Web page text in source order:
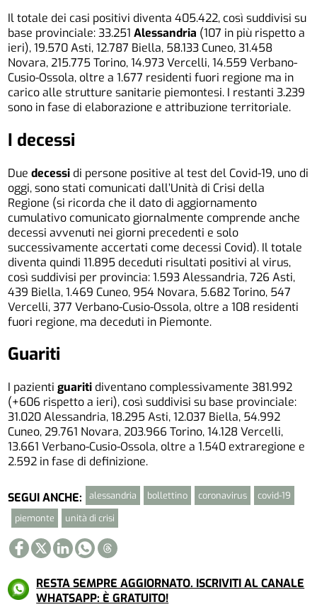
Il totale dei casi positivi diventa 405.422, così suddivisi su
base provinciale: 33.251Alessandria (107 in più rispetto a
ieri), 19.570 Asti, 12.787 Biella, 58.133 Cuneo, 31.458
Novara, 215.775 Torino, 14.973 Vercelli, 14.559 Verbano-
Cusio-Ossola, oltre a 1.677 residenti fuori regione ma in
carico alle strutture sanitarie piemontesi. I restanti 3.239
sono in fase di elaborazione e attribuzione territoriale.
I decessi
Duedecessi di persone positive al test del Covid-19, uno di
oggi, sono stati comunicati dall’Unità di Crisi della
Regione (si ricorda che il dato di aggiornamento
cumulativo comunicato giornalmente comprende anche
decessi avvenuti nei giorni precedenti e solo
successivamente accertati come decessi Covid). Il totale
diventa quindi 11.895 deceduti risultati positivi al virus,
così suddivisi per provincia: 1.593 Alessandria, 726 Asti,
439 Biella, 1.469 Cuneo, 954 Novara, 5.682 Torino, 547
Vercelli, 377 Verbano-Cusio-Ossola, oltre a 108 residenti
fuori regione, ma deceduti in Piemonte.
Guariti
I pazientiguariti diventano complessivamente 381.992
(+606 rispetto a ieri), così suddivisi su base provinciale:
31.020 Alessandria, 18.295 Asti, 12.037 Biella, 54.992
Cuneo, 29.761 Novara, 203.966 Torino, 14.128 Vercelli,
13.661 Verbano-Cusio-Ossola, oltre a 1.540 extraregione e
2.592 in fase di definizione.
SEGUI ANCHE: alessandria bollettino coronavirus
covid-19
piemonte
unità di crisi
RESTA SEMPRE AGGIORNATO. ISCRIVITI AL CANALE
WHATSAPP: È GRATUITO!